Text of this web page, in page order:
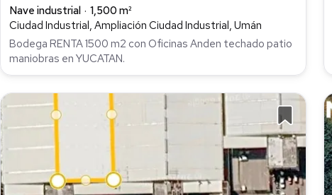
Nave industrial
1,500 m²
Ciudad Industrial, Ampliación Ciudad Industrial, Umán
Bodega RENTA 1500 m2 con Oficinas Anden techado patio
maniobras en YUCATAN.